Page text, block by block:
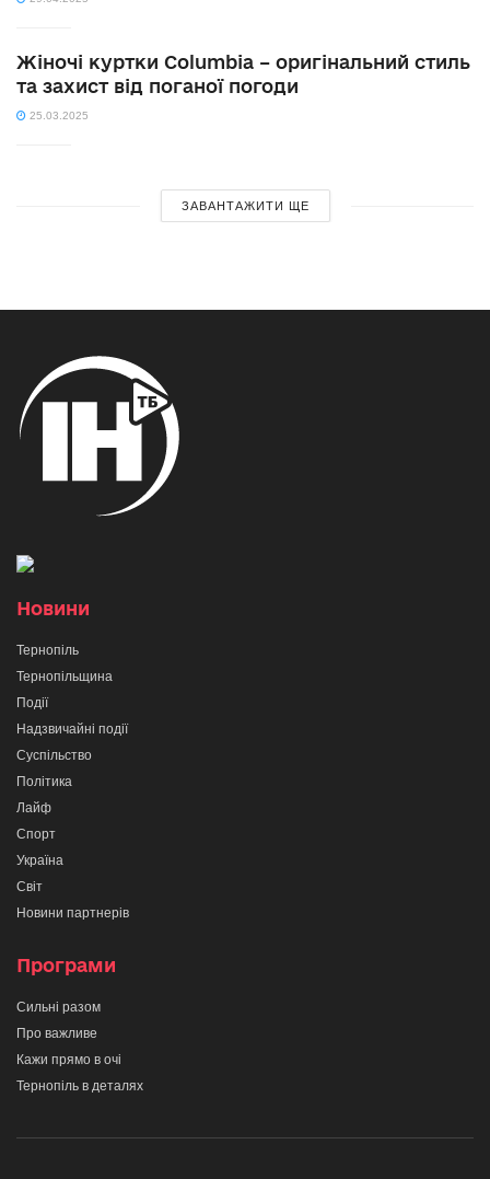
Жіночі куртки Columbia – оригінальний стиль
та захист від поганої погоди
25.03.2025
ЗАВАНТАЖИТИ ЩЕ
Новини
Тернопіль
Тернопільщина
Події
Надзвичайні події
Суспільство
Політика
Лайф
Спорт
Україна
Світ
Новини партнерів
Програми
Сильні разом
Про важливе
Кажи прямо в очі
Тернопіль в деталях